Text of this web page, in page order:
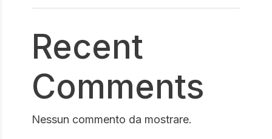
Recent
Comments
Nessun commento da mostrare.